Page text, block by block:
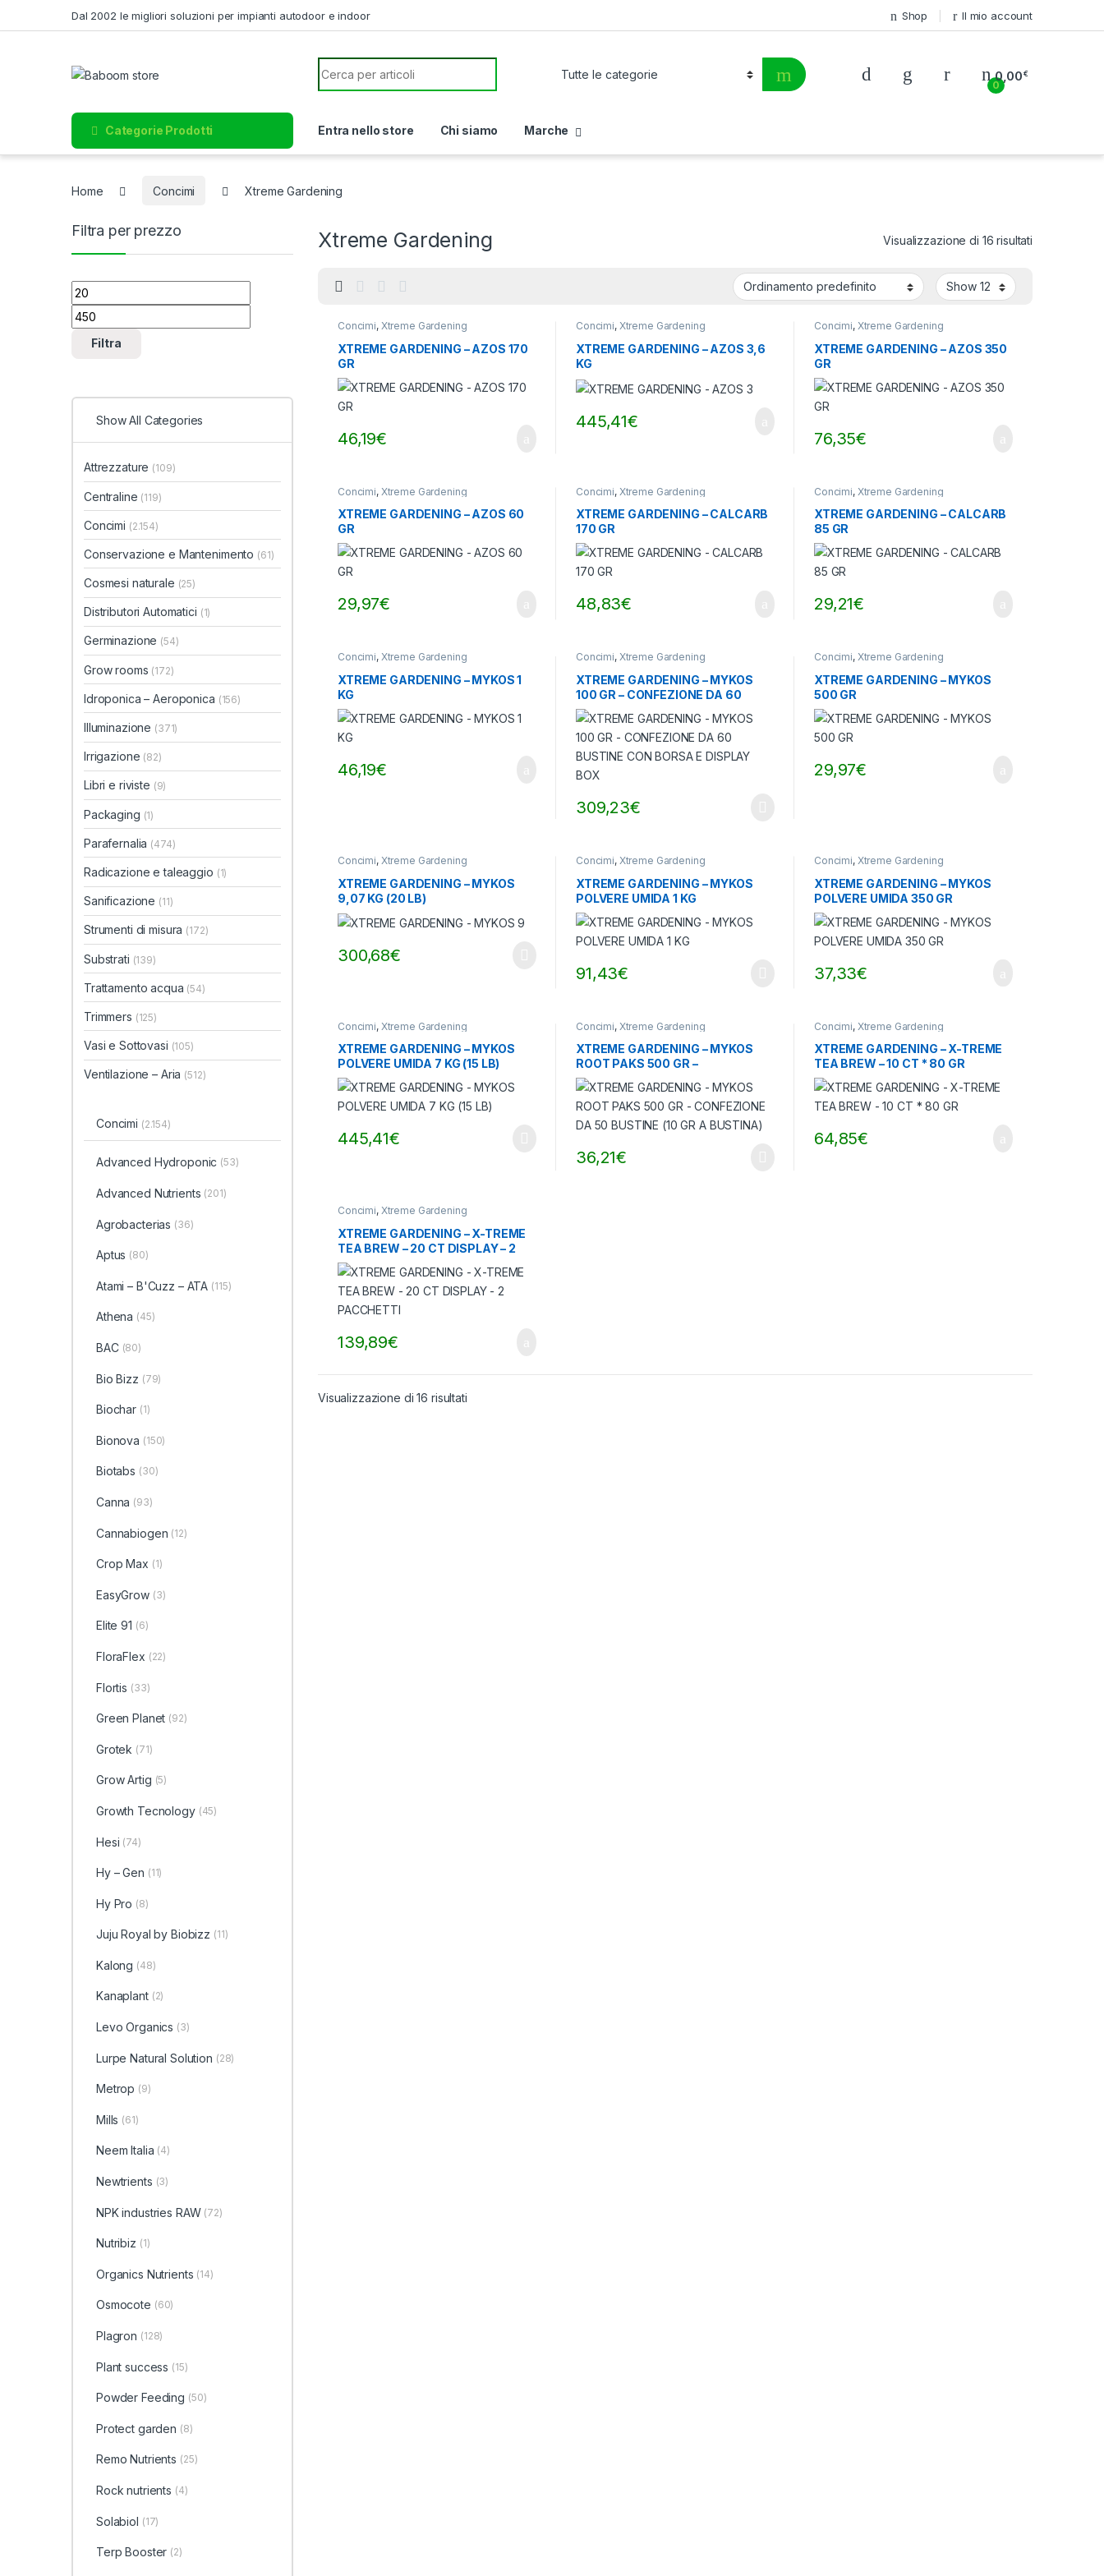
Dal 2002 le migliori soluzioni per impianti autodoor e indoor Shop Il mio account
Search for:
0
0,00€
Categorie Prodotti Entra nello store Chi siamo Marche
Home Concimi Xtreme Gardening
Xtreme Gardening Visualizzazione di 16 risultati
Concimi, Xtreme Gardening
XTREME GARDENING – AZOS 170
GR
46,19€
Concimi, Xtreme Gardening
XTREME GARDENING – AZOS 3,6
KG
445,41€
Concimi, Xtreme Gardening
XTREME GARDENING – AZOS 350
GR
76,35€
Concimi, Xtreme Gardening
XTREME GARDENING – AZOS 60
GR
29,97€
Concimi, Xtreme Gardening
XTREME GARDENING – CALCARB
170 GR
48,83€
Concimi, Xtreme Gardening
XTREME GARDENING – CALCARB
85 GR
29,21€
Concimi, Xtreme Gardening
XTREME GARDENING – MYKOS 1
KG
46,19€
Concimi, Xtreme Gardening
XTREME GARDENING – MYKOS
100 GR – CONFEZIONE DA 60
BUSTINE CON BORSA E DISPLAY
BOX
309,23€
Concimi, Xtreme Gardening
XTREME GARDENING – MYKOS
500 GR
29,97€
Concimi, Xtreme Gardening
XTREME GARDENING – MYKOS
9,07 KG (20 LB)
300,68€
Concimi, Xtreme Gardening
XTREME GARDENING – MYKOS
POLVERE UMIDA 1 KG
91,43€
Concimi, Xtreme Gardening
XTREME GARDENING – MYKOS
POLVERE UMIDA 350 GR
37,33€
Concimi, Xtreme Gardening
XTREME GARDENING – MYKOS
POLVERE UMIDA 7 KG (15 LB)
445,41€
Concimi, Xtreme Gardening
XTREME GARDENING – MYKOS
ROOT PAKS 500 GR –
CONFEZIONE DA 50 BUSTINE (10
GR A BUSTINA)
36,21€
Concimi, Xtreme Gardening
XTREME GARDENING – X-TREME
TEA BREW – 10 CT * 80 GR
64,85€
Concimi, Xtreme Gardening
XTREME GARDENING – X-TREME
TEA BREW – 20 CT DISPLAY – 2
PACCHETTI
139,89€
Visualizzazione di 16 risultati
Filtra per prezzo
Prezzo Min
Prezzo Max
Filtra
Show All Categories
Attrezzature (109)
Centraline (119)
Concimi (2.154)
Conservazione e Mantenimento (61)
Cosmesi naturale (25)
Distributori Automatici (1)
Germinazione (54)
Grow rooms (172)
Idroponica – Aeroponica (156)
Illuminazione (371)
Irrigazione (82)
Libri e riviste (9)
Packaging (1)
Parafernalia (474)
Radicazione e taleaggio (1)
Sanificazione (11)
Strumenti di misura (172)
Substrati (139)
Trattamento acqua (54)
Trimmers (125)
Vasi e Sottovasi (105)
Ventilazione – Aria (512)
Concimi (2.154)
Advanced Hydroponic (53)
Advanced Nutrients (201)
Agrobacterias (36)
Aptus (80)
Atami – B'Cuzz – ATA (115)
Athena (45)
BAC (80)
Bio Bizz (79)
Biochar (1)
Bionova (150)
Biotabs (30)
Canna (93)
Cannabiogen (12)
Crop Max (1)
EasyGrow (3)
Elite 91 (6)
FloraFlex (22)
Flortis (33)
Green Planet (92)
Grotek (71)
Grow Artig (5)
Growth Tecnology (45)
Hesi (74)
Hy – Gen (11)
Hy Pro (8)
Juju Royal by Biobizz (11)
Kalong (48)
Kanaplant (2)
Levo Organics (3)
Lurpe Natural Solution (28)
Metrop (9)
Mills (61)
Neem Italia (4)
Newtrients (3)
NPK industries RAW (72)
Nutribiz (1)
Organics Nutrients (14)
Osmocote (60)
Plagron (128)
Plant success (15)
Powder Feeding (50)
Protect garden (8)
Remo Nutrients (25)
Rock nutrients (4)
Solabiol (17)
Terp Booster (2)